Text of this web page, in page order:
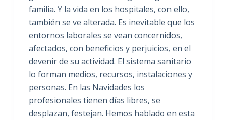
familia. Y la vida en los hospitales, con ello,
también se ve alterada. Es inevitable que los
entornos laborales se vean concernidos,
afectados, con beneficios y perjuicios, en el
devenir de su actividad. El sistema sanitario
lo forman medios, recursos, instalaciones y
personas. En las Navidades los
profesionales tienen días libres, se
desplazan, festejan. Hemos hablado en esta